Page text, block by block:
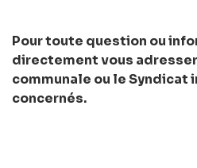
Pour toute question ou
directement vous
communale ou le Syndicat
concernés.